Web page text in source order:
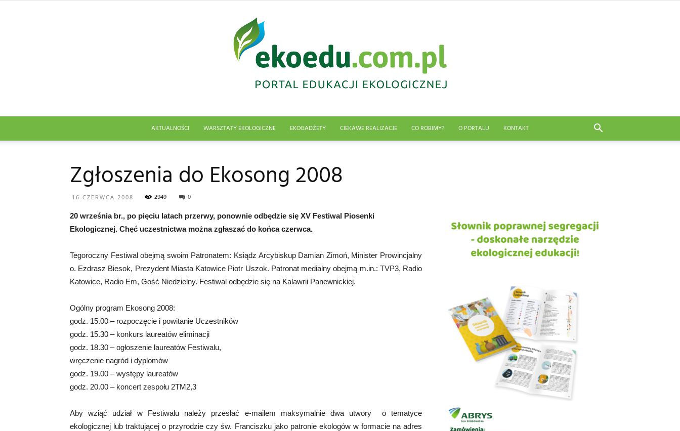
ekologiczna
Abrys
AKTUALNOŚCI WARSZTATY EKOLOGICZNE EKOGADŻETY CIEKAWE REALIZACJE CO ROBIMY? O PORTALU KONTAKT
Zgłoszenia do Ekosong 2008
16 CZERWCA 2008 2949 0
20 września br., po pięciu latach przerwy, ponownie odbędzie się XV Festiwal Piosenki
Ekologicznej. Chęć uczestnictwa można zgłaszać do końca czerwca.
Tegoroczny Festiwal obejmą swoim Patronatem: Ksiądz Arcybiskup Damian Zimoń, Minister Prowincjalny
o. Ezdrasz Biesok, Prezydent Miasta Katowice Piotr Uszok. Patronat medialny obejmą m.in.: TVP3, Radio
Katowice, Radio Em, Gość Niedzielny. Festiwal odbędzie się na Kalawrii Panewnickiej.
Ogólny program Ekosong 2008:
godz. 15.00 – rozpoczęcie i powitanie Uczestników
godz. 15.30 – konkurs laureatów eliminacji
godz. 18.30 – ogłoszenie laureatów Festiwalu,
wręczenie nagród i dyplomów
godz. 19.00 – występy laureatów
godz. 20.00 – koncert zespołu 2TM2,3
Aby wziąć udział w Festiwalu należy przesłać e-mailem maksymalnie dwa utwory o tematyce
ekologicznej lub traktującej o przyrodzie czy św. Franciszku jako patronie ekologów w formacie na adres